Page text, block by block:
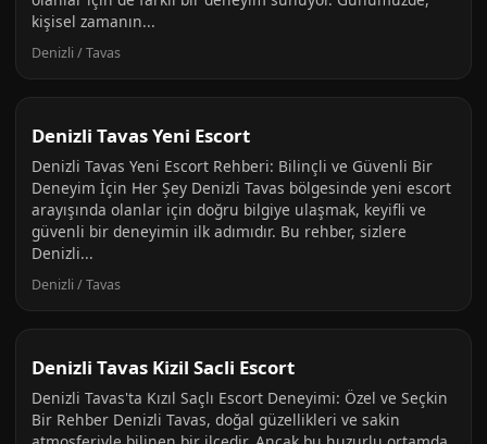
kişisel zamanın...
Denizli / Tavas
Denizli Tavas Yeni Escort
Denizli Tavas Yeni Escort Rehberi: Bilinçli ve Güvenli Bir
Deneyim İçin Her Şey Denizli Tavas bölgesinde yeni escort
arayışında olanlar için doğru bilgiye ulaşmak, keyifli ve
güvenli bir deneyimin ilk adımıdır. Bu rehber, sizlere
Denizli...
Denizli / Tavas
Denizli Tavas Kizil Sacli Escort
Denizli Tavas'ta Kızıl Saçlı Escort Deneyimi: Özel ve Seçkin
Bir Rehber Denizli Tavas, doğal güzellikleri ve sakin